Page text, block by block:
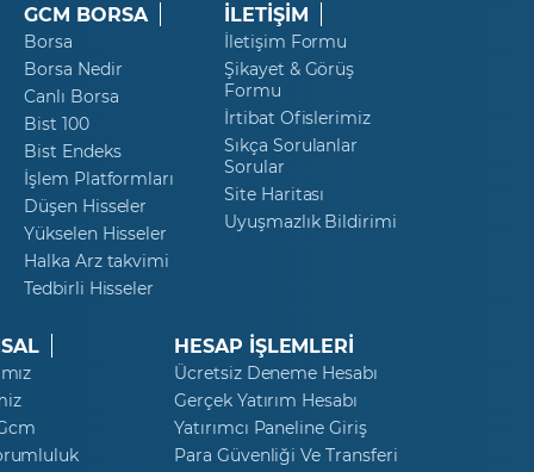
Mondi ORD
Morgan Stanley
NIO
PayPal
Nvidia
Peugeot
GCM BORSA
Borsa
Borsa Nedir
Canlı Borsa
Bist 100
Bist Endeks
İşlem Platformları
Düşen Hisseler
Yükselen Hisseler
Halka Arz takvimi
Tedbirli Hisseler
İLETİŞİM
İletişim Formu
Şikayet & Görüş
Formu
İrtibat Ofislerimiz
Sıkça Sorulanlar
Sorular
Site Haritası
Uyuşmazlık Bildirimi
HESAP İŞLEMLERİ
Ücretsiz Deneme Hesabı
Gerçek Yatırım Hesabı
Yatırımcı Paneline Giriş
Para Güvenliği Ve Transferi